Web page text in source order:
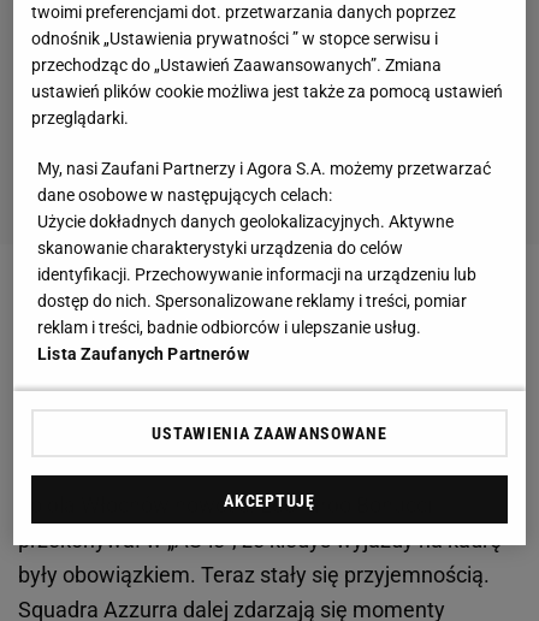
Zobacz wideoHiszpanów jeszcze nie znamy. To
drużyna, która nie ma obrony
Zapomnijcie o catenaccio. Dziś Włochy to „bello
To dla Włochów nowość. Leonardo Bonucci
przekonywał w „AS-ie", że kiedyś wyjazdy na kadrę
były obowiązkiem. Teraz stały się przyjemnością.
Squadra Azzurra dalej zdarzają się momenty
twoimi preferencjami dot. przetwarzania danych poprzez
odnośnik „Ustawienia prywatności ” w stopce serwisu i
przechodząc do „Ustawień Zaawansowanych”. Zmiana
ustawień plików cookie możliwa jest także za pomocą ustawień
przeglądarki.
My, nasi Zaufani Partnerzy i Agora S.A. możemy przetwarzać
dane osobowe w następujących celach:
Użycie dokładnych danych geolokalizacyjnych. Aktywne
skanowanie charakterystyki urządzenia do celów
identyfikacji. Przechowywanie informacji na urządzeniu lub
dostęp do nich. Spersonalizowane reklamy i treści, pomiar
reklam i treści, badnie odbiorców i ulepszanie usług.
Lista Zaufanych Partnerów
USTAWIENIA ZAAWANSOWANE
AKCEPTUJĘ